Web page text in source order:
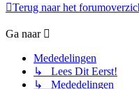
Terug naar het
Ga naar
Mededelingen
↳ Lees Dit Eerst!
↳ Mededelingen